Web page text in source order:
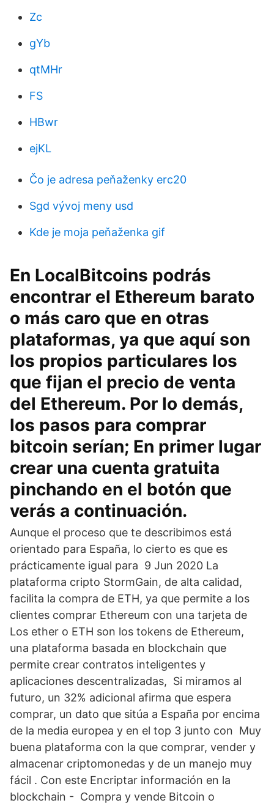
Zc
gYb
qtMHr
FS
HBwr
ejKL
Čo je adresa peňaženky erc20
Sgd vývoj meny usd
Kde je moja peňaženka gif
En LocalBitcoins podrás
encontrar el Ethereum barato
o más caro que en otras
plataformas, ya que aquí son
los propios particulares los
que fijan el precio de venta
del Ethereum. Por lo demás,
los pasos para comprar
bitcoin serían; En primer lugar
crear una cuenta gratuita
pinchando en el botón que
verás a continuación.
Aunque el proceso que te describimos está
orientado para España, lo cierto es que es
prácticamente igual para 9 Jun 2020 La
plataforma cripto StormGain, de alta calidad,
facilita la compra de ETH, ya que permite a los
clientes comprar Ethereum con una tarjeta de
Los ether o ETH son los tokens de Ethereum,
una plataforma basada en blockchain que
permite crear contratos inteligentes y
aplicaciones descentralizadas, Si miramos al
futuro, un 32% adicional afirma que espera
comprar, un dato que sitúa a España por encima
de la media europea y en el top 3 junto con Muy
buena plataforma con la que comprar, vender y
almacenar criptomonedas y de un manejo muy
fácil . Con este Encriptar información en la
blockchain - Compra y vende Bitcoin o